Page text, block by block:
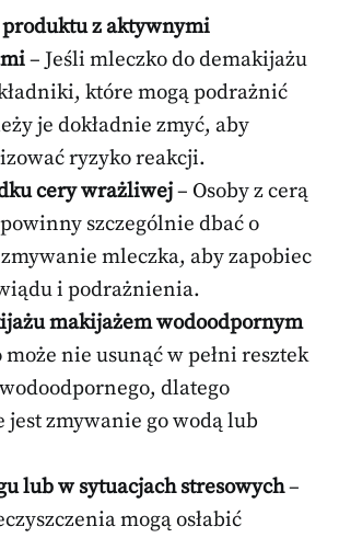
produktu z aktywnymi
– Jeśli mleczko do demakijażu
które mogą podrażnić
je dokładnie zmyć, aby
ryzyko reakcji.
cery wrażliwej– Osoby z cerą
szczególnie dbać o
mleczka, aby zapobiec
i podrażnienia.
makijażem wodoodpornym
może nie usunąć w pełni resztek
dlatego
jest zmywanie go wodą lub
lub w sytuacjach stresowych–
mogą osłabić